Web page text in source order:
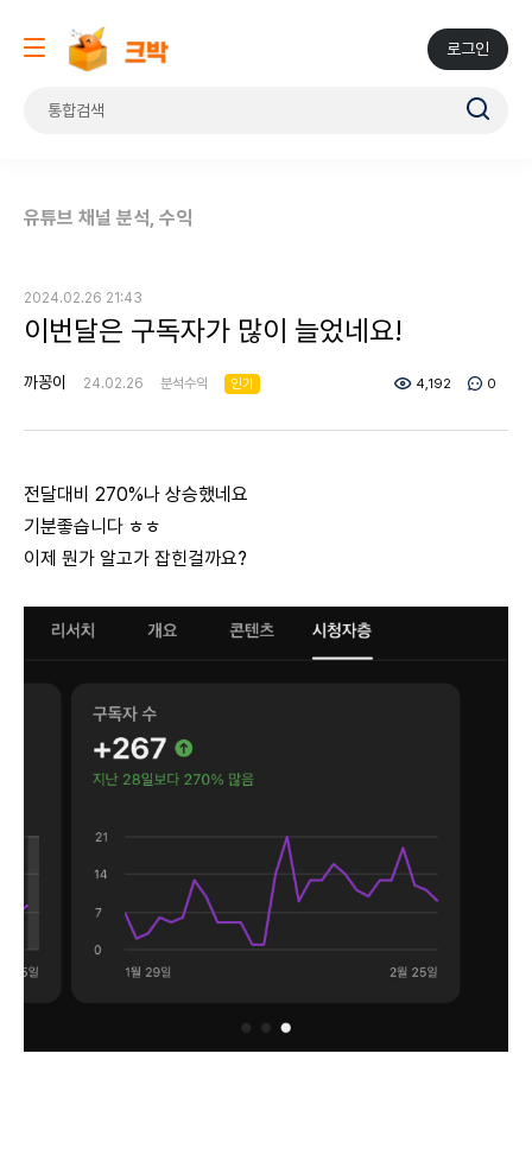
로그인
유튜브 채널 분석, 수익
2024.02.26 21:43
이번달은 구독자가 많이 늘었네요!
까꽁이 24.02.26 분석수익 인기 4,192 0
전달대비 270%나 상승했네요
기분좋습니다 ㅎㅎ
이제 뭔가 알고가 잡힌걸까요?